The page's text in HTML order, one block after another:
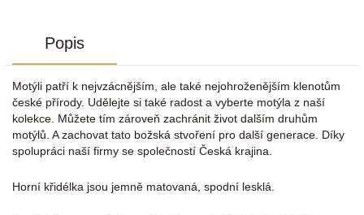
Popis
Motýli patří k nejvzácnějším, ale také nejohroženějším klenotům
české přírody. Udělejte si také radost a vyberte motýla z naší
kolekce. Můžete tím zároveň zachránit život dalším druhům
motýlů. A zachovat tato božská stvoření pro další generace. Díky
spolupráci naší firmy se společností Česká krajina.
Horní křidélka jsou jemně matovaná, spodní lesklá.